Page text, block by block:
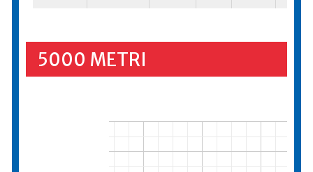
5000 METRI